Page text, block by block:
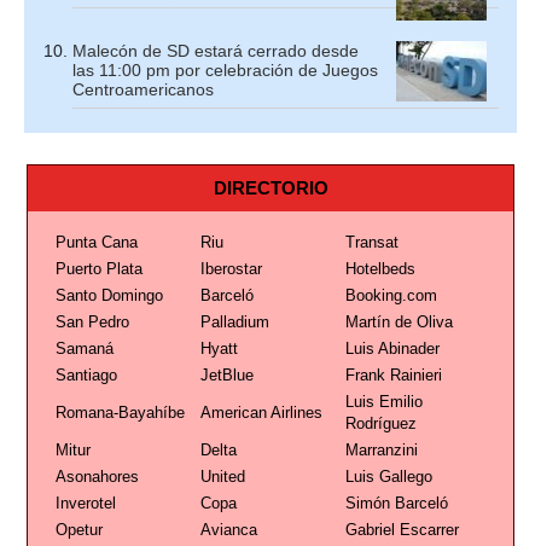
Malecón de SD estará cerrado desde
las 11:00 pm por celebración de Juegos
Centroamericanos
DIRECTORIO
Punta Cana Riu
Transat
Puerto Plata
Iberostar
Hotelbeds
Santo Domingo
Barceló
Booking.com
San Pedro
Palladium
Martín de Oliva
Samaná
Hyatt
Luis Abinader
Santiago
JetBlue Frank Rainieri
Romana-Bayahíbe American Airlines
Luis Emilio
Rodríguez
Mitur
Delta
Marranzini
Asonahores
United
Luis Gallego
Inverotel
Copa
Simón Barceló
Opetur
Avianca
Gabriel Escarrer